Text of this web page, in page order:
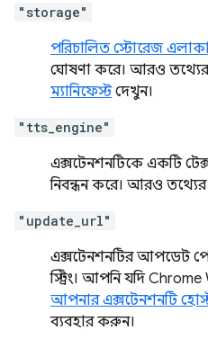
"storage"
পরিচালিত স্টোরেজ
ঘোষণা করে। আরও
ম্যানিফেস্টদেখুন।
"tts_engine"
এক্সটেনশনটিকে একটি
নিবন্ধন করে। আরও
"update_url"
এক্সটেনশনটির আপডেট
স্ট্রিং। আপনি যদি
আপনার এক্সটেনশনটি
ব্যবহার করুন।